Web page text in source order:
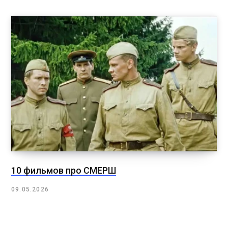
10 фильмов про СМЕРШ
09.05.2026